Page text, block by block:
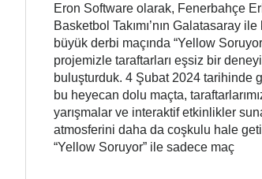
Eron Software olarak, Fenerbahçe
Basketbol Takımı’nın Galatasaray ile
büyük derbi maçında “Yellow
projemizle taraftarları eşsiz bir
buluşturduk. 4 Şubat 2024 tarihinde
bu heyecan dolu maçta,
yarışmalar ve interaktif etkinlikler
atmosferini daha da coşkulu hale
“Yellow Soruyor” ile sadece maç